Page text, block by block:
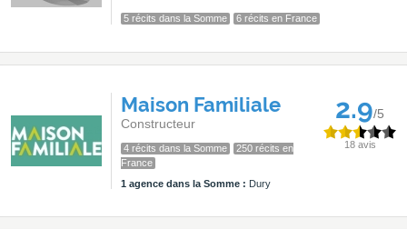
5 récits dans la Somme 6 récits en France
Maison Familiale
Constructeur
4 récits dans la Somme
250 récits en
France
1 agence dans la Somme : Dury
2.9/5
18 avis